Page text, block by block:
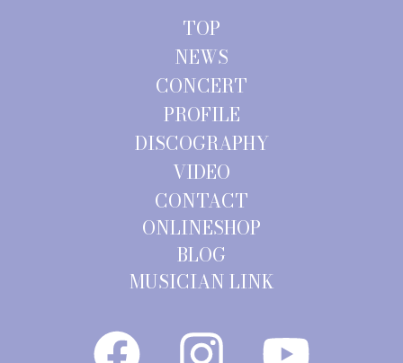
TOP
NEWS
CONCERT
PROFILE
DISCOGRAPHY
VIDEO
CONTACT
ONLINESHOP
BLOG
MUSICIAN LINK